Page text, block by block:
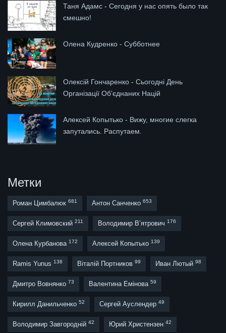
Таня Адамс - Сегодня у нас опять было так
смешно!
Олена Кудренко - Субботнее
Олексій Гончаренко - Сьогодні День
Організації Обʼєднаних Націй
Алексей Копытько - Вижу, многие слегка
запутались. Распутаем.
Метки
Роман Цимбалюк 681 Антон Санченко 653
Сергей Климовский 211 Володимир В’ятрович 176
Олена Курбанова 172 Алексей Копытько 139
Ramis Yunus 138 Віталій Портников 99 Иван Лютый 98
Дмитро Вовнянко 73 Валентина Емінова 59
Кирилл Данильченко 52 Сергей Ауслендер 49
Володимир Завгородній 42 Юрий Христензен 42